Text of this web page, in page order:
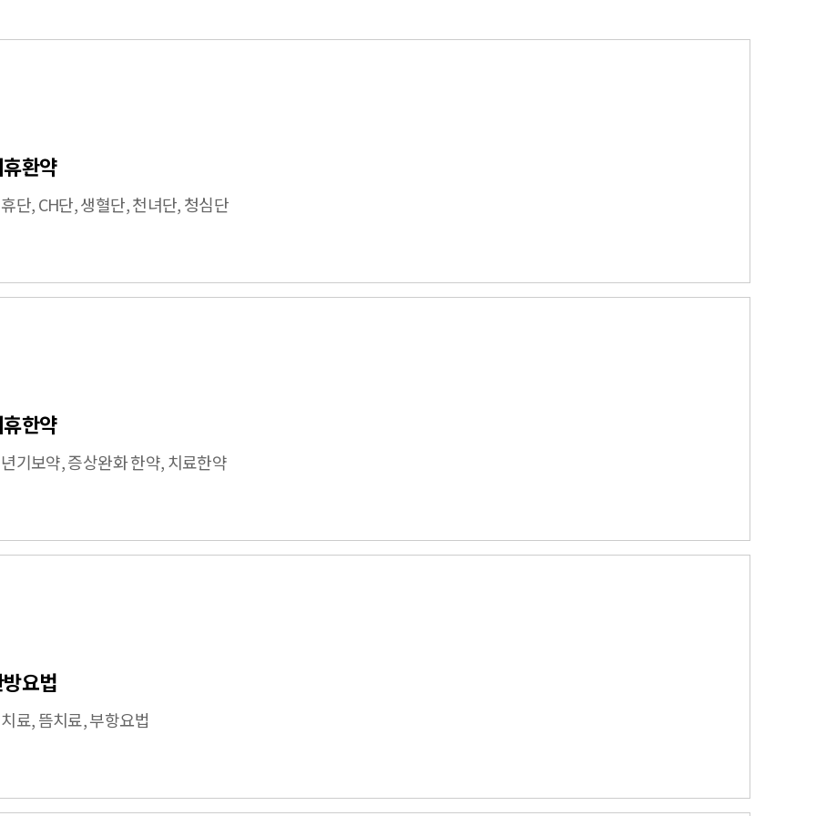
환약
단, CH단, 생혈단, 천녀단, 청심단
한약
기보약, 증상완화 한약, 치료한약
요법
료, 뜸치료, 부항요법